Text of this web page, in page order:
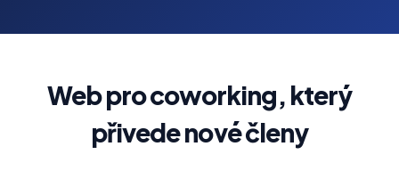
Web pro coworking, který
přivede nové členy